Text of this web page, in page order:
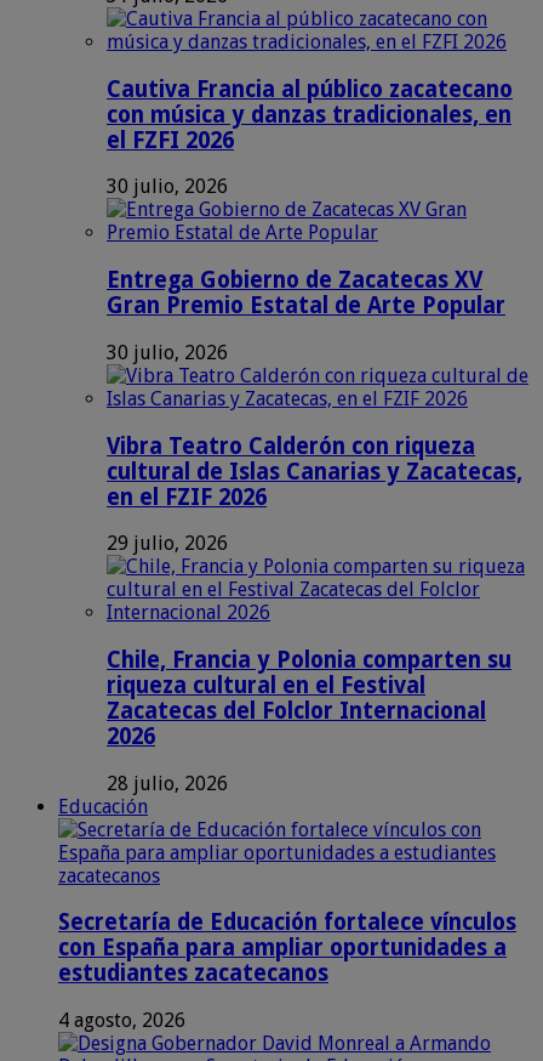
Cautiva Francia al público zacatecano
con música y danzas tradicionales, en
el FZFI 2026
30 julio, 2026
Entrega Gobierno de Zacatecas XV
Gran Premio Estatal de Arte Popular
30 julio, 2026
Vibra Teatro Calderón con riqueza
cultural de Islas Canarias y Zacatecas,
en el FZIF 2026
29 julio, 2026
Chile, Francia y Polonia comparten su
riqueza cultural en el Festival
Zacatecas del Folclor Internacional
2026
28 julio, 2026
Educación
Secretaría de Educación fortalece vínculos
con España para ampliar oportunidades a
estudiantes zacatecanos
4 agosto, 2026